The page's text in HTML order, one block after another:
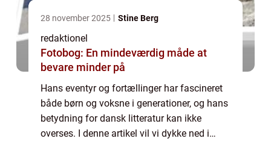
28 november 2025 Stine Berg
redaktionel
Fotobog: En mindeværdig måde at
bevare minder på
Hans eventyr og fortællinger har fascineret
både børn og voksne i generationer, og hans
betydning for dansk litteratur kan ikke
overses. I denne artikel vil vi dykke ned i